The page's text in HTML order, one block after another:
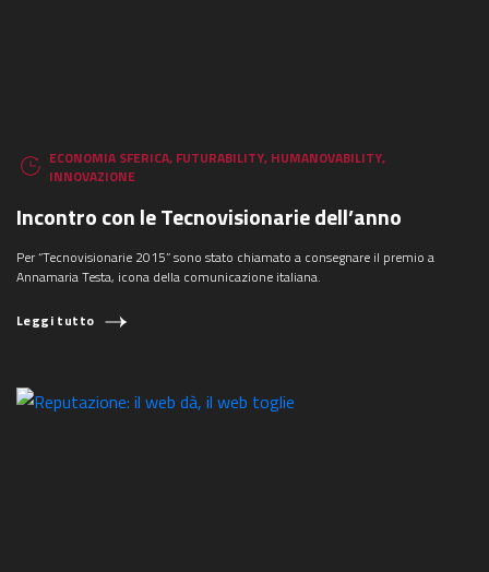
ECONOMIA SFERICA, FUTURABILITY, HUMANOVABILITY,
INNOVAZIONE
Incontro con le Tecnovisionarie dell’anno
Per “Tecnovisionarie 2015” sono stato chiamato a consegnare il premio a
Annamaria Testa, icona della comunicazione italiana.
Leggi tutto